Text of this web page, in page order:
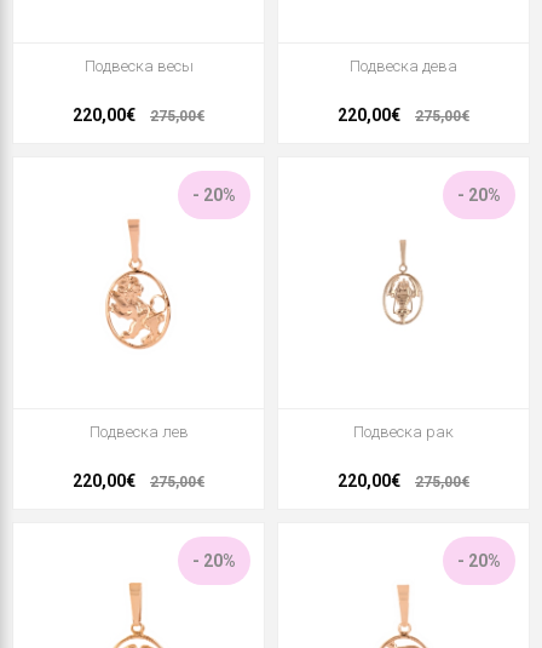
Подвеска весы
220,00€ 275,00€
Подвеска дева
220,00€ 275,00€
- 20%
Подвеска лев
220,00€ 275,00€
- 20%
Подвеска рак
220,00€ 275,00€
- 20% - 20%